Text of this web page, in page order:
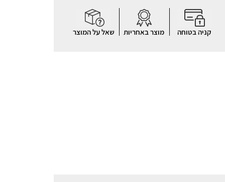
קניה בטוחה מוצר באחריות שאל על המוצר